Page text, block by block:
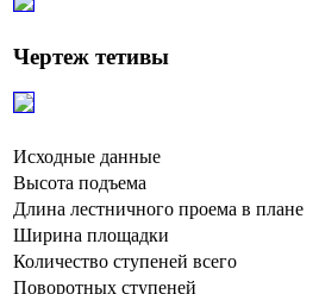
Чертеж тетивы
Исходные данные
Высота подъема
Длина лестничного проема в плане
Ширина площадки
Количество ступеней всего
Поворотных ступеней